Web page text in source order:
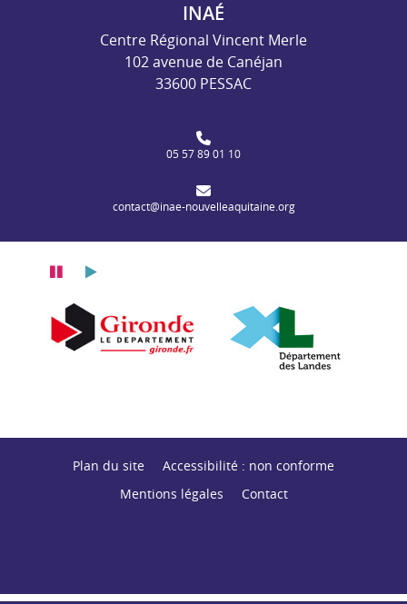
INAÉ
Centre Régional Vincent Merle
102 avenue de Canéjan
33600 PESSAC
05 57 89 01 10
contact@inae-nouvelleaquitaine.org
PauseLecture
Nouvelle-AquitaineDépartement de la Gironde
Département des
Plan du site
Accessibilité : non conforme
Mentions légales
Contact